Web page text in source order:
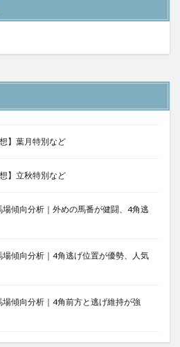
】葉月特別など
】立秋特別など
傾向分析｜外めの馬番が健闘、4角逃
傾向分析｜4角逃げ位置が優勢、人気
傾向分析｜4角前方と逃げ維持が強